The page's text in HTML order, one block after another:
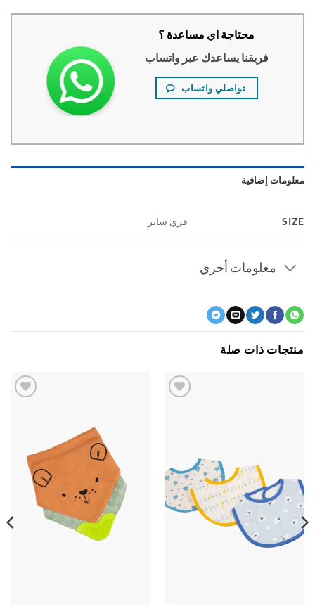
محتاجة اي مساعدة ؟
فريقنا يساعدك عبر واتساب
تواصلي واتساب
إضافية
فري سايز
معلومات أخري
ذات صلة